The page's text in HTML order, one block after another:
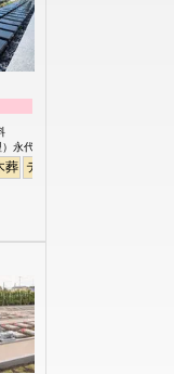
永代供養制度付 30万円
葬 テラス